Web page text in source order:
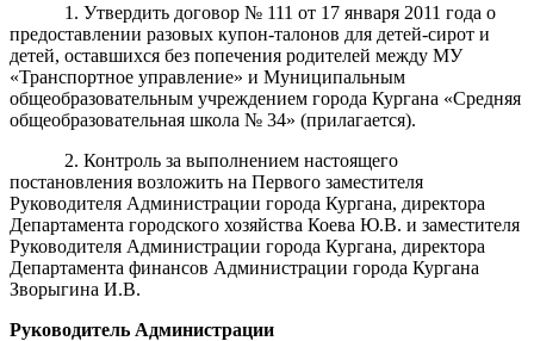
1. Утвердить договор № 111 от 17 января 2011 года о
предоставлении разовых купон-талонов для детей-сирот и
детей, оставшихся без попечения родителей между МУ
«Транспортное управление» и Муниципальным
общеобразовательным учреждением города Кургана «Средняя
общеобразовательная школа № 34» (прилагается).
2. Контроль за выполнением настоящего
постановления возложить на Первого заместителя
Руководителя Администрации города Кургана, директора
Департамента городского хозяйства Коева Ю.В. и заместителя
Руководителя Администрации города Кургана, директора
Департамента финансов Администрации города Кургана
Зворыгина И.В.
Руководитель Администрации